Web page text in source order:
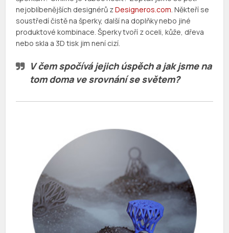
nejoblíbenějších designérů zDesigneros.com. Někteří se
soustředí čistě na šperky, další na doplňky nebo jiné
produktové kombinace. Šperky tvoří z oceli, kůže, dřeva
nebo skla a 3D tisk jim není cizí.
V čem spočívá jejich úspěch a jak jsme na
tom doma ve srovnání se světem?